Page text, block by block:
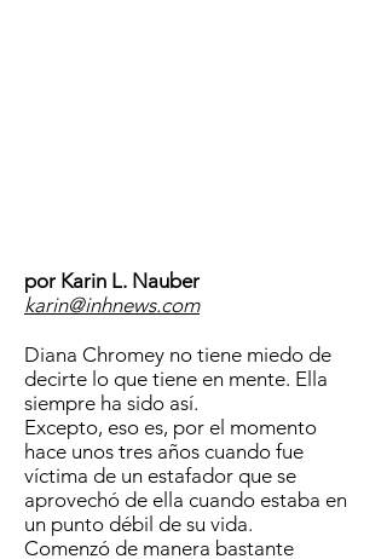
por Karin L. Nauber
karin@inhnews.com
Diana Chromey no tiene miedo de
decirte lo que tiene en mente. Ella
siempre ha sido así.
Excepto, eso es, por el momento
hace unos tres años cuando fue
víctima de un estafador que se
aprovechó de ella cuando estaba en
un punto débil de su vida.
Comenzó de manera bastante